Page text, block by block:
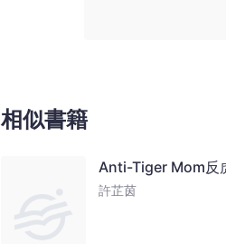
相似書籍
Anti-Tiger Mom反
許芷茵